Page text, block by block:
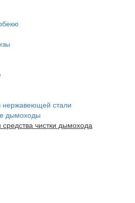
стали
дымоходы
чистки дымохода